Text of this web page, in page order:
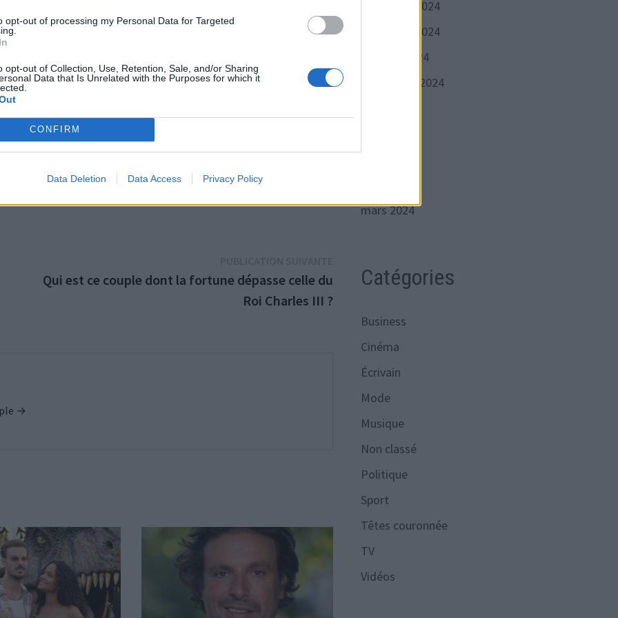
opt-out of processing my Personal Data for Targeted
opt-out of Collection, Use, Retention, Sale, and/or Sharing
Data that Is Unrelated with the Purposes for which it
CONFIRM
Data Deletion Data Access Privacy Policy
En 1986, lors d’une rencontre, l’acteur a déclaré :
tu n’es pas mon fils, tu ne seras jamais mon fils »,
en hôpital psychiatrique et en cures de désintoxication.
suivante :
Qui est ce couple dont la fortune dépasse celle du
Roi Charles III ?
→
décembre 2024
novembre 2024
octobre 2024
septembre 2024
mars 2024
Catégories
Business
Cinéma
Écrivain
Mode
Musique
Non classé
Politique
Sport
Têtes couronnée
TV
Vidéos